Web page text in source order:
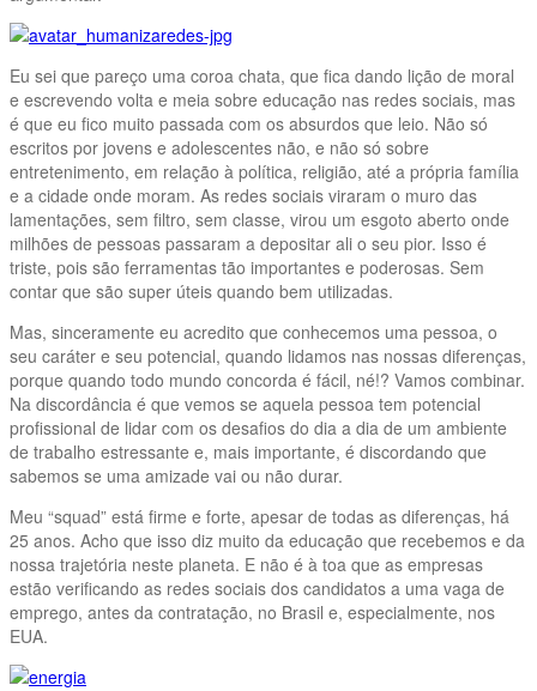
Eu sei que pareço uma coroa chata, que fica dando lição de moral
e escrevendo volta e meia sobre educação nas redes sociais, mas
é que eu fico muito passada com os absurdos que leio. Não só
escritos por jovens e adolescentes não, e não só sobre
entretenimento, em relação à política, religião, até a própria família
e a cidade onde moram. As redes sociais viraram o muro das
lamentações, sem filtro, sem classe, virou um esgoto aberto onde
milhões de pessoas passaram a depositar ali o seu pior. Isso é
triste, pois são ferramentas tão importantes e poderosas. Sem
contar que são super úteis quando bem utilizadas.
Mas, sinceramente eu acredito que conhecemos uma pessoa, o
seu caráter e seu potencial, quando lidamos nas nossas diferenças,
porque quando todo mundo concorda é fácil, né!? Vamos combinar.
Na discordância é que vemos se aquela pessoa tem potencial
profissional de lidar com os desafios do dia a dia de um ambiente
de trabalho estressante e, mais importante, é discordando que
sabemos se uma amizade vai ou não durar.
Meu “squad” está firme e forte, apesar de todas as diferenças, há
25 anos. Acho que isso diz muito da educação que recebemos e da
nossa trajetória neste planeta. E não é à toa que as empresas
estão verificando as redes sociais dos candidatos a uma vaga de
emprego, antes da contratação, no Brasil e, especialmente, nos
EUA.